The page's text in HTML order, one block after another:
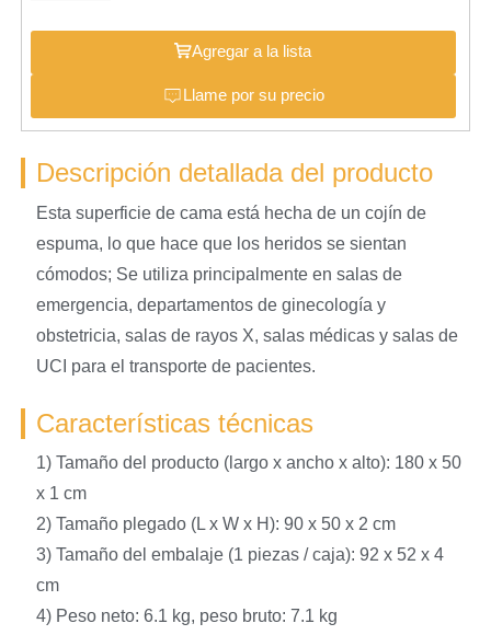
Agregar a la lista
Llame por su precio
Descripción detallada del producto
Esta superficie de cama está hecha de un cojín de
espuma, lo que hace que los heridos se sientan
cómodos; Se utiliza principalmente en salas de
emergencia, departamentos de ginecología y
obstetricia, salas de rayos X, salas médicas y salas de
UCI para el transporte de pacientes.
Características técnicas
1) Tamaño del producto (largo x ancho x alto): 180 x 50
x 1 cm
2) Tamaño plegado (L x W x H): 90 x 50 x 2 cm
3) Tamaño del embalaje (1 piezas / caja): 92 x 52 x 4
cm
4) Peso neto: 6.1 kg, peso bruto: 7.1 kg